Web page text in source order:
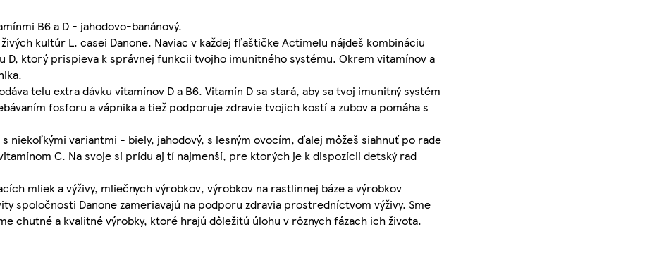
B6 a D - jahodovo-banánový.
kultúr L. casei Danone. Naviac v každej fľaštičke Actimelu nájdeš kombináciu
D, ktorý prispieva k správnej funkcii tvojho imunitného systému. Okrem vitamínov a
telu extra dávku vitamínov D a B6. Vitamín D sa stará, aby sa tvoj imunitný systém
fosforu a vápnika a tiež podporuje zdravie tvojich kostí a zubov a pomáha s
niekoľkými variantmi - biely, jahodový, s lesným ovocím, ďalej môžeš siahnuť po rade
C. Na svoje si prídu aj tí najmenší, pre ktorých je k dispozícii detský rad
mliek a výživy, mliečnych výrobkov, výrobkov na rastlinnej báze a výrobkov
spoločnosti Danone zameriavajú na podporu zdravia prostredníctvom výživy. Sme
chutné a kvalitné výrobky, ktoré hrajú dôležitú úlohu v rôznych fázach ich života.